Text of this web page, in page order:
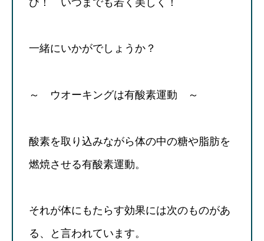
一緒にいかがでしょうか？
～ ウオーキングは有酸素運動 ～
酸素を取り込みながら体の中の糖や脂肪を
燃焼させる有酸素運動。
それが体にもたらす効果には次のものがあ
る、と言われています。